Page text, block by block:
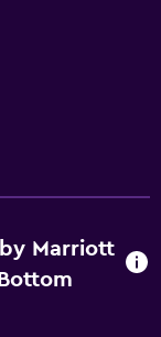
Marriott